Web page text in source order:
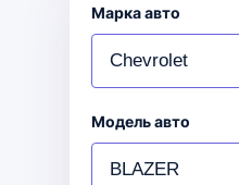
Марка авто
Модель авто